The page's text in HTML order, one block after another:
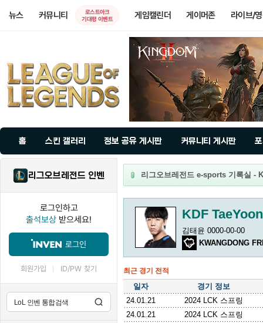
뉴스 커뮤니티
로스트아크
기대평 이벤트
게임캘린더 게이머존 라이브/
홈 스킨 갤러리 정보 공유 게시판 커뮤니티 게시판
리그오브레전드 인벤
로그인하고
출석보상 받으세요!
로그인
회원가입 ID/PW 찾기
리그오브레전드 e-sports 기록실 -
KDF TaeYoon
김태윤 0000-00-00
KWANGDONG
최근 경기 전적
일자
경기 정보
24.01.21
2024 LCK 스프링
24.01.21
2024 LCK 스프링